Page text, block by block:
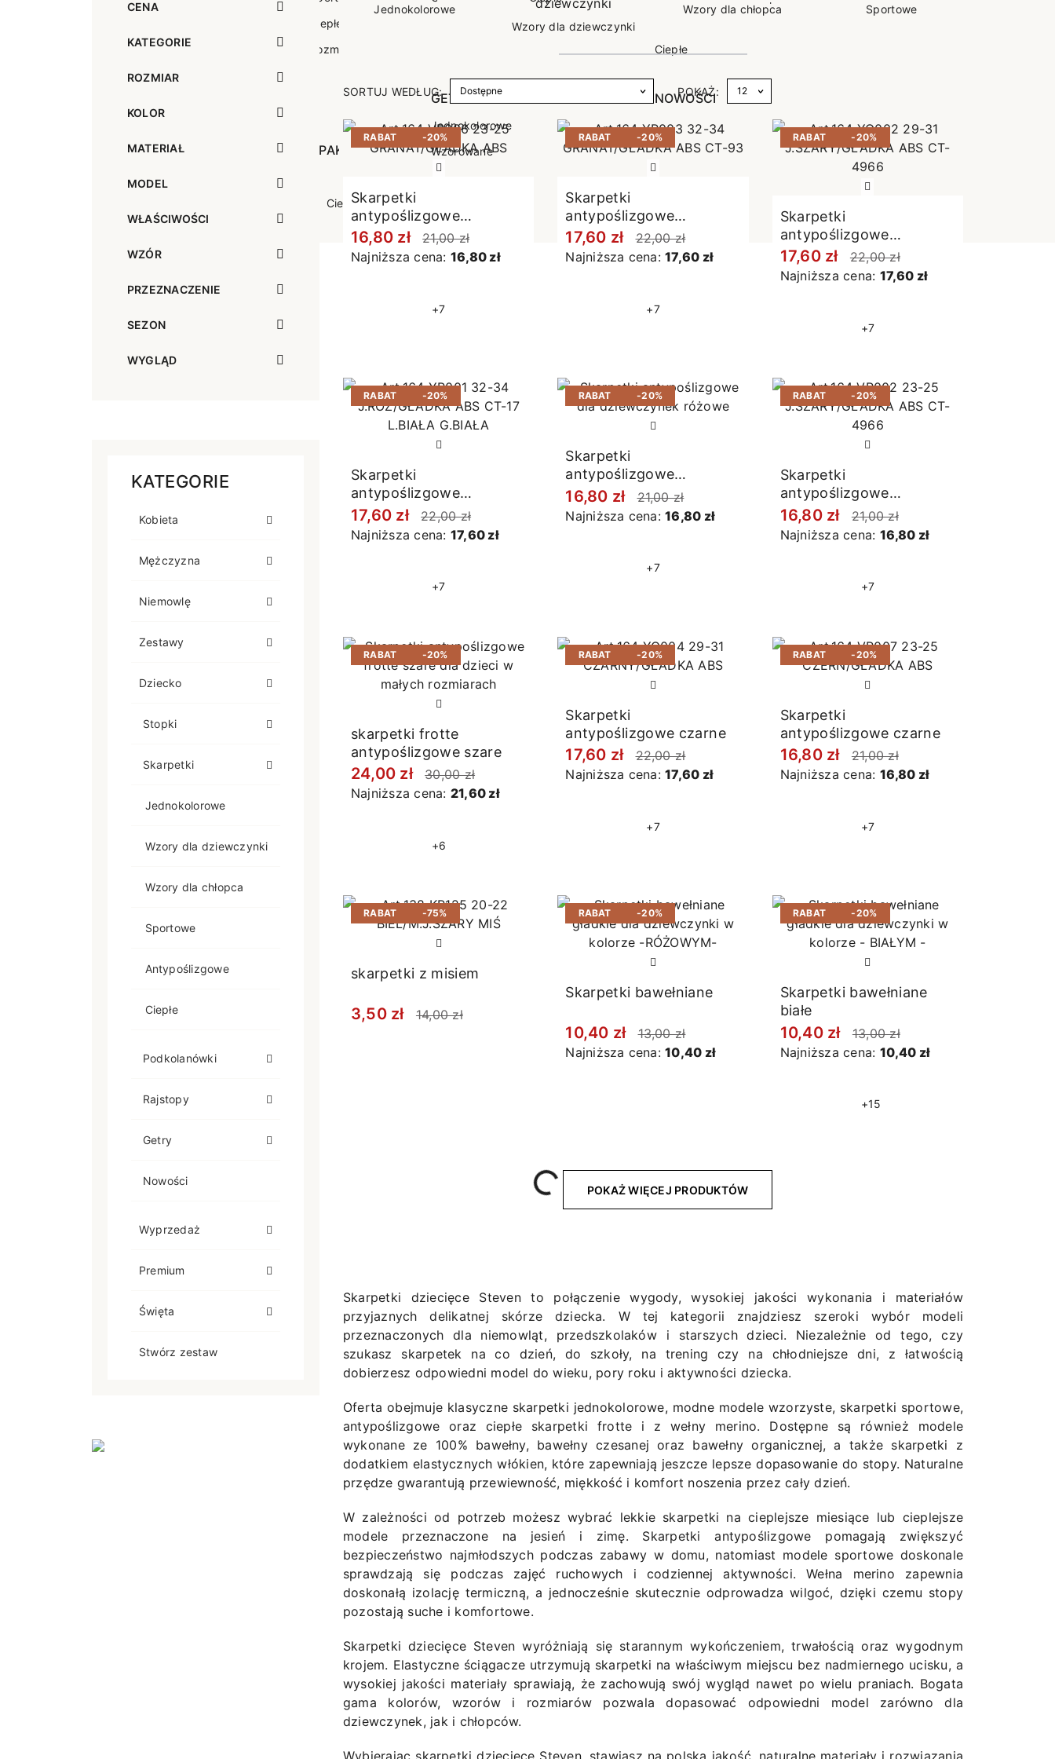
Antypoślizgowe
Antypoślizgowe
Do spania
GETRY
Jednokolorowe
Ciepłe
NOWOŚCI OPAKOWANIA
Ciepłe
Rozmiar XL
Antypoślizgowe
Rozmiar XL
OPAKOWANIA
Ciepłe
GETRY
Jednokolorowe
Wzorowane
NOWOŚCI
CENA
KATEGORIE
ROZMIAR
KOLOR
MATERIAŁ
MODEL
WŁAŚCIWOŚCI
WZÓR
PRZEZNACZENIE
SEZON
WYGLĄD
KATEGORIE
Kobieta
Mężczyzna
Niemowlę
Zestawy
Dziecko
Stopki
Skarpetki
Jednokolorowe
Wzory dla dziewczynki
Wzory dla chłopca
Sportowe
Antypoślizgowe
Ciepłe
Podkolanówki
Rajstopy
Getry
Nowości
Wyprzedaż
Premium
Święta
Stwórz zestaw
Jednokolorowe
Wzory dla dziewczynki
Wzory dla chłopca Sportowe
SORTUJ WEDŁUG: POKAŻ:
RABAT -20%
Skarpetki
antypoślizgowe
granatowe
16,80 zł
21,00 zł
Najniższa cena: 16,80 zł
+7
RABAT -20%
Skarpetki
antypoślizgowe
granatowe
17,60 zł
22,00 zł
Najniższa cena:17,60 zł
+7
RABAT -20%
Skarpetki
antypoślizgowe
jasnoszare
17,60 zł
22,00 zł
Najniższa cena: 17,60 zł
+7
RABAT -20%
Skarpetki
antypoślizgowe
jasnoróżowe
17,60 zł
22,00 zł
Najniższa cena: 17,60 zł
+7
RABAT -20%
Skarpetki
antypoślizgowe
jasnoróżowe
16,80 zł
21,00 zł
Najniższa cena:16,80 zł
+7
RABAT -20%
Skarpetki
antypoślizgowe
jasnoszare
16,80 zł
21,00 zł
Najniższa cena: 16,80 zł
+7
RABAT -20%
skarpetki frotte
antypoślizgowe szare
24,00 zł
30,00 zł
Najniższa cena: 21,60 zł
+6
RABAT -20%
Skarpetki
antypoślizgowe czarne
17,60 zł
22,00 zł
Najniższa cena:17,60 zł
+7
RABAT -20%
Skarpetki
antypoślizgowe czarne
16,80 zł
21,00 zł
Najniższa cena: 16,80 zł
+7
RABAT -75%
skarpetki z misiem
3,50 zł 14,00 zł
RABAT -20%
Skarpetki bawełniane
10,40 zł
13,00 zł
Najniższa cena:10,40 zł
RABAT -20%
Skarpetki bawełniane
białe
10,40 zł
13,00 zł
Najniższa cena: 10,40 zł
+15
Wczytywanie....
POKAŻ WIĘCEJ PRODUKTÓW
Skarpetki dziecięce Steven to połączenie wygody, wysokiej jakości wykonania i materiałów
przyjaznych delikatnej skórze dziecka. W tej kategorii znajdziesz szeroki wybór modeli
przeznaczonych dla niemowląt, przedszkolaków i starszych dzieci. Niezależnie od tego, czy
szukasz skarpetek na co dzień, do szkoły, na trening czy na chłodniejsze dni, z łatwością
dobierzesz odpowiedni model do wieku, pory roku i aktywności dziecka.
Oferta obejmuje klasyczne skarpetki jednokolorowe, modne modele wzorzyste, skarpetki sportowe,
antypoślizgowe oraz ciepłe skarpetki frotte i z wełny merino. Dostępne są również modele
wykonane ze 100% bawełny, bawełny czesanej oraz bawełny organicznej, a także skarpetki z
dodatkiem elastycznych włókien, które zapewniają jeszcze lepsze dopasowanie do stopy. Naturalne
przędze gwarantują przewiewność, miękkość i komfort noszenia przez cały dzień.
W zależności od potrzeb możesz wybrać lekkie skarpetki na cieplejsze miesiące lub cieplejsze
modele przeznaczone na jesień i zimę. Skarpetki antypoślizgowe pomagają zwiększyć
bezpieczeństwo najmłodszych podczas zabawy w domu, natomiast modele sportowe doskonale
sprawdzają się podczas zajęć ruchowych i codziennej aktywności. Wełna merino zapewnia
doskonałą izolację termiczną, a jednocześnie skutecznie odprowadza wilgoć, dzięki czemu stopy
pozostają suche i komfortowe.
Skarpetki dziecięce Steven wyróżniają się starannym wykończeniem, trwałością oraz wygodnym
krojem. Elastyczne ściągacze utrzymują skarpetki na właściwym miejscu bez nadmiernego ucisku, a
wysokiej jakości materiały sprawiają, że zachowują swój wygląd nawet po wielu praniach. Bogata
gama kolorów, wzorów i rozmiarów pozwala dopasować odpowiedni model zarówno dla
dziewczynek, jak i chłopców.